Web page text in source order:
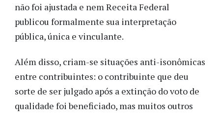
não foi ajustada e nem Receita Federal
publicou formalmente sua interpretação
pública, única e vinculante.
Além disso, criam-se situações anti-isonômicas
entre contribuintes: o contribuinte que deu
sorte de ser julgado após a extinção do voto de
qualidade foi beneficiado, mas muitos outros